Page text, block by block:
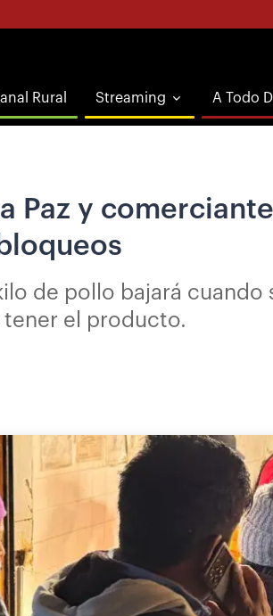
Rural Streaming A Todo
Paz y
de pollo bajará
el producto.